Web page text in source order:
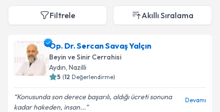
Filtrele Akıllı Sıralama
Op. Dr. Sercan Savaş Yalçın
Beyin ve Sinir Cerrahisi
Aydın, Nazilli
5 (12 Değerlendirme)
Konusunda son derece başarılı, aldığı ücreti sonuna
kadar hakeden, insan...
Devamı